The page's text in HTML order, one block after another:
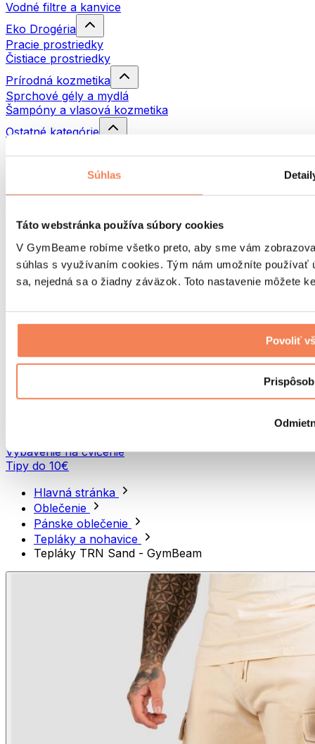
Súhlas
Táto webstránka používa súbory cookies
V GymBeame robíme všetko preto, aby sme vám
súhlas s využívaním cookies. Tým nám umožníte používať
sa, nejedná sa o žiadny záväzok. Toto nastavenie môžete
Povoliť
Vodné filtre a kanvice
Eko Drogéria
Pracie prostriedky
Čistiace prostriedky
Prírodná kozmetika
Sprchové gély a mydlá
Šampóny a vlasová kozmetika
Ostatné kategórie
Diagnostické testy
CBD
Top ponuky
GymBeam Merch
Novinky
Výpredaj
Výpredaj dámskeho oblečenia
Darčekové poukazy
Darčeky pre ňu
Vybavenie na cvičenie
Tipy do 10€
Hlavná stránka
Oblečenie
Pánske oblečenie
Tepláky a nohavice
Tepláky TRN Sand - GymBeam